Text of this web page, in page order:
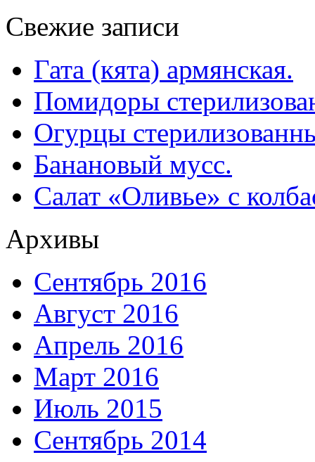
Свежие записи
Гата (кята) армянская.
Помидоры
Огурцы
Банановый мусс.
Салат «Оливье» с
Архивы
Сентябрь 2016
Август 2016
Апрель 2016
Март 2016
Июль 2015
Сентябрь 2014